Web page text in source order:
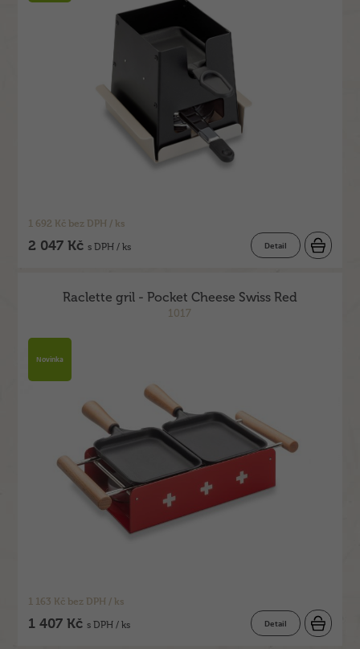
1 692 Kč bez DPH / ks
2 047 Kčs DPH / ks Detail
Raclette gril - Pocket Cheese Swiss Red
1017
Novinka
1 163 Kč bez DPH / ks
1 407 Kčs DPH / ks Detail